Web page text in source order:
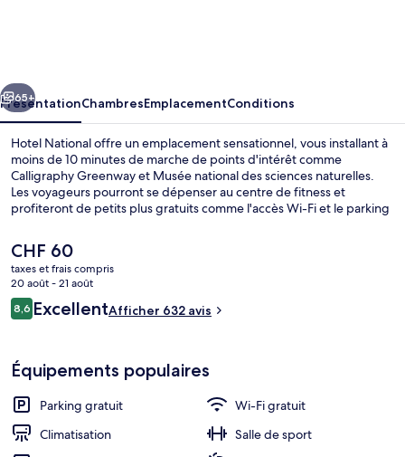
Suivant
65+
PrésentationChambresEmplacementConditions
Hotel National offre un emplacement sensationnel, vous installant à
moins de 10 minutes de marche de points d'intérêt comme
Calligraphy Greenway et Musée national des sciences naturelles.
Les voyageurs pourront se dépenser au centre de fitness et
profiteront de petits plus gratuits comme l'accès Wi-Fi et le parking
à moins de 15 minutes à pied. Les autres voyageurs sont séduits par
le personnel attentionné et la présentation générale.
Le
prix
actuel
est
de
CHF 60
taxes et frais compris
20 août - 21 août
Avis
voyageurs
8,68,6 sur 10
ExcellentAfficher 632 avis
Équipements populaires
Parking gratuit
Wi-Fi gratuit
Climatisation
Salle de sport